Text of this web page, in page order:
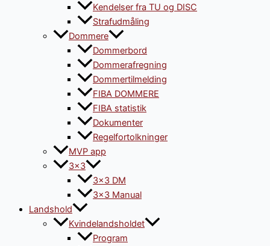
Kendelser fra TU og DISC
Strafudmåling
Dommere
Dommerbord
Dommerafregning
Dommertilmelding
FIBA DOMMERE
FIBA statistik
Dokumenter
Regelfortolkninger
MVP app
3×3
3×3 DM
3×3 Manual
Landshold
Kvindelandsholdet
Program